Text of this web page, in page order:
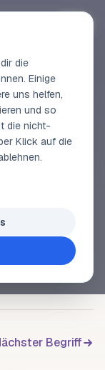
und der
am
Begriff
die
Einige
uns helfen,
und so
die nicht-
Klick auf die